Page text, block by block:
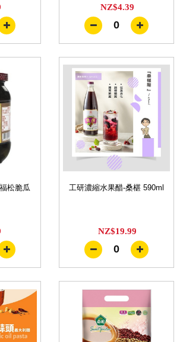
NZ$4.39
0
松脆瓜 工研濃縮水果醋-桑椹 590ml
NZ$19.99
0